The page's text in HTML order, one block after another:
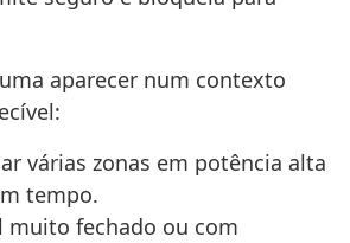
aparecer num contexto
várias zonas em potência alta
tempo.
muito fechado ou com